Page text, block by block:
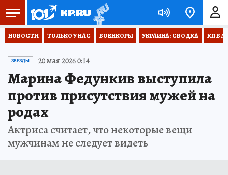
НОВОСТИ ТОЛЬКО У НАС ВОЕНКОРЫ УКРАИНА: СВОДКА КП В
ЗВЕЗДЫ 20 мая 2026 0:14
Марина Федункив выступила
против присутствия мужей на
родах
Актриса считает, что некоторые вещи
мужчинам не следует видеть